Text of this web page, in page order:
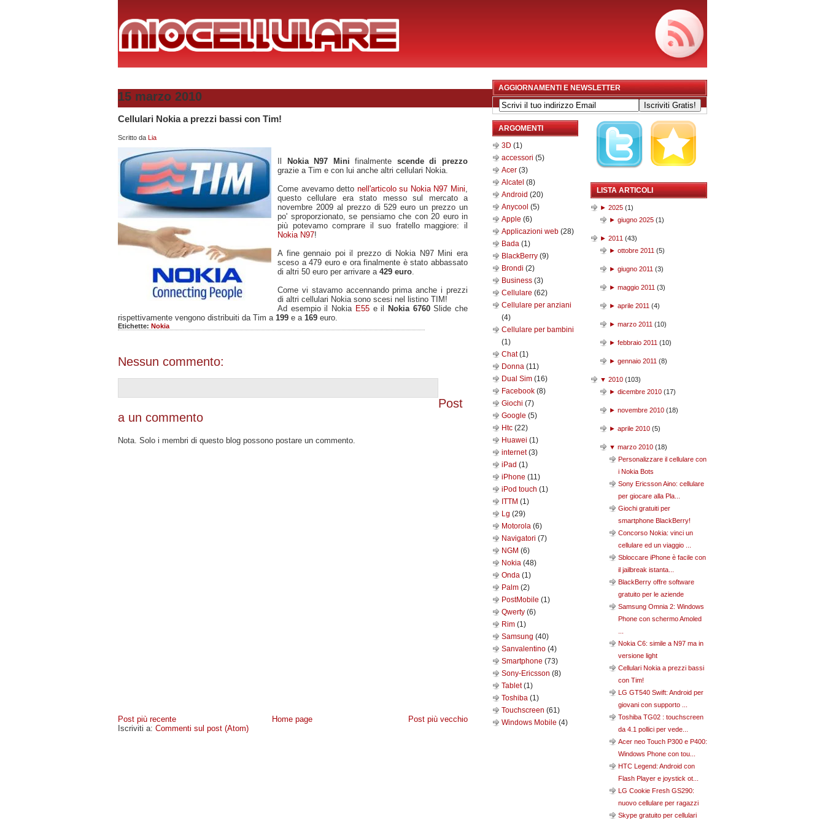
15 marzo 2010
Cellulari Nokia a prezzi bassi con Tim!
Scritto da Lia
Il Nokia N97 Minifinalmente scende di prezzo
grazie a Tim e con lui anche altri cellulari Nokia.
Come avevamo detto nell'articolo su Nokia N97 Mini
questo cellulare era stato messo sul mercato a
novembre 2009 al prezzo di 529 euro un prezzo un
po' sproporzionato, se pensiamo che con 20 euro in
più potevamo comprare il suo fratello maggiore: il
Nokia N97!
A fine gennaio poi il prezzo di Nokia N97 Mini era
sceso a 479 euro e ora finalmente è stato abbassato
di altri 50 euro per arrivare a 429 euro
Come vi stavamo accennando prima anche i prezzi
di altri cellulari Nokia sono scesi nel listino TIM!
Ad esempio il Nokia E55 e il Nokia 6760Slide che
rispettivamente vengono distribuiti da Tim a 199 e a 169 euro.
Etichette: Nokia
Nessun commento:
Post
a un commento
Nota. Solo i membri di questo blog possono postare un commento.
Post più recente Post più vecchio
Home page
Iscriviti a: Commenti sul post (Atom)
AGGIORNAMENTI E NEWSLETTER
ARGOMENTI
3D (1)
accessori (5)
Acer (3)
Alcatel (8)
Android (20)
Anycool (5)
Apple (6)
Applicazioni web (28)
Bada (1)
BlackBerry (9)
Brondi (2)
Business (3)
Cellulare (62)
Cellulare per anziani
(4)
Cellulare per bambini
(1)
Chat(1)
Donna (11)
Dual Sim (16)
Facebook (8)
Giochi (7)
Google (5)
Htc (22)
Huawei (1)
internet(3)
iPad (1)
iPhone (11)
iPod touch (1)
ITTM (1)
Lg (29)
Motorola (6)
Navigatori (7)
NGM (6)
Nokia (48)
Onda (1)
Palm (2)
PostMobile (1)
Qwerty (6)
Rim (1)
Samsung (40)
Sanvalentino (4)
Smartphone (73)
Sony-Ericsson (8)
Tablet(1)
Toshiba (1)
Touchscreen (61)
Windows Mobile (4)
LISTA ARTICOLI
► 2025 (1)
► giugno 2025 (1)
► 2011 (43)
► ottobre 2011 (5)
► giugno 2011 (3)
► maggio 2011 (3)
► aprile 2011 (4)
► marzo 2011 (10)
► febbraio 2011 (10)
► gennaio 2011 (8)
▼ 2010 (103)
► dicembre 2010 (17)
► novembre 2010 (18)
► aprile 2010 (5)
▼ marzo 2010 (18)
Personalizzare il cellulare con
i Nokia Bots
Sony Ericsson Aino: cellulare
per giocare alla Pla...
Giochi gratuiti per
smartphone BlackBerry!
Concorso Nokia: vinci un
cellulare ed un viaggio ...
Sbloccare iPhone è facile con
il jailbreak istanta...
BlackBerry offre software
gratuito per le aziende
Samsung Omnia 2: Windows
Phone con schermo Amoled
Nokia C6: simile a N97 ma in
versione light
Cellulari Nokia a prezzi bassi
con Tim!
LG GT540 Swift: Android per
giovani con supporto ...
Toshiba TG02 : touchscreen
da 4.1 pollici per vede...
Acer neo Touch P300 e P400:
Windows Phone con tou...
HTC Legend: Android con
Flash Player e joystick ot...
LG Cookie Fresh GS290:
nuovo cellulare per ragazzi
Skype gratuito per cellulari